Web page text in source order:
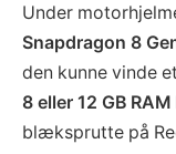
Under
Snapdragon 8
den kunne vinde
8 eller 12 GB RAM
blæksprutte på